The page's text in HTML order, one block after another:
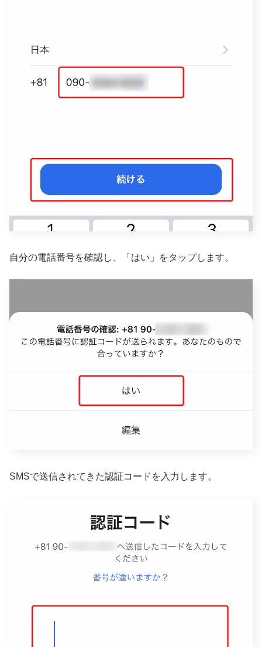
自分の電話番号を確認し、「はい」をタップします。
SMSで送信されてきた認証コードを入力します。